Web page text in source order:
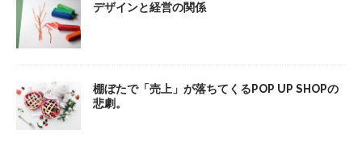
デザインと経営の関係
棚ぼたで「売上」が落ちてくるPOP UP SHOPの
悲劇。